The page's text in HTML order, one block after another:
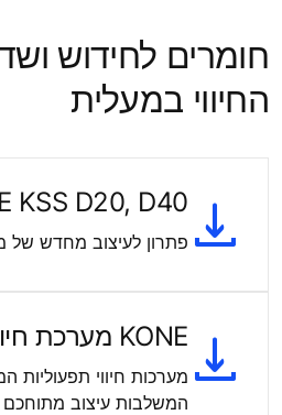
חומרים לחידוש
החיווי במעלית
KSS D20, D40
פתרון לעיצוב מחדש של
KONE מערכת חיווי KSS280
מערכות חיווי תפעוליות
המשלבות עיצוב מתוחכם